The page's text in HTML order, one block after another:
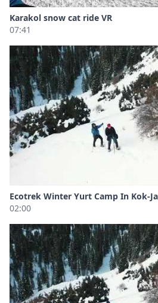
Karakol snow cat ride VR
07:41
Ecotrek Winter Yurt Camp In Kok-
02:00